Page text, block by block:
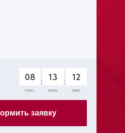
08
час.
: 13
мин.
: 11
сек.
заявку